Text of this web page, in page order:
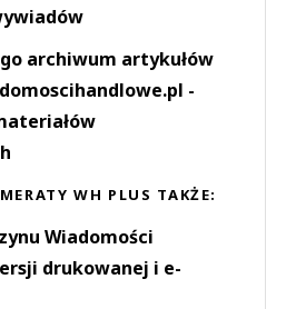
archiwum artykułów
-
WH PLUS TAKŻE:
Wiadomości
drukowanej i e-